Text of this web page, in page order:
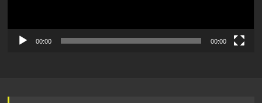
00:00 00:00